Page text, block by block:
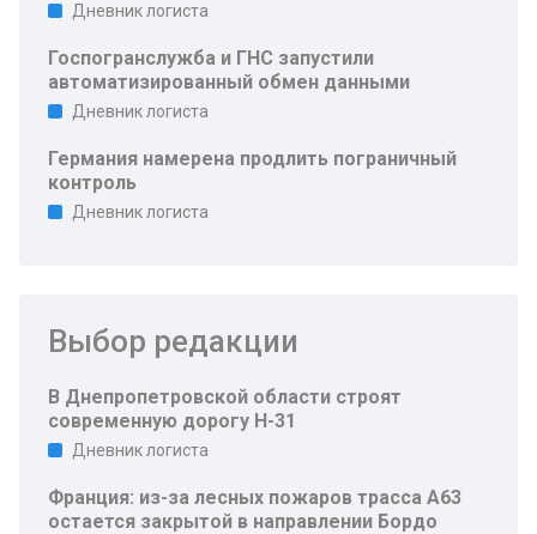
Дневник логиста
Госпогранслужба и ГНС запустили
автоматизированный обмен данными
Дневник логиста
Германия намерена продлить пограничный
контроль
Дневник логиста
Выбор редакции
В Днепропетровской области строят
современную дорогу Н-31
Дневник логиста
Франция: из-за лесных пожаров трасса A63
остается закрытой в направлении Бордо